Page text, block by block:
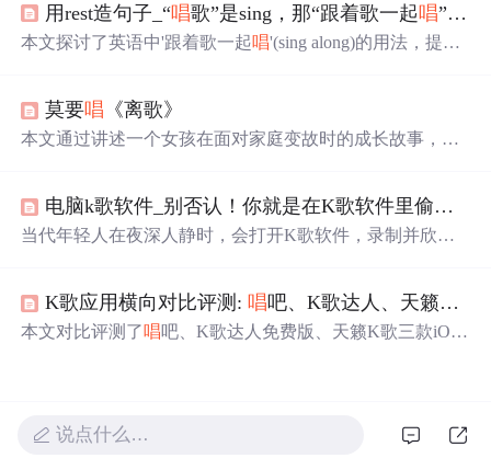
向建模等提升演唱
效果。同时发布的MoE - TTS语音合成
技术是关键支撑，应用场景广泛。
用rest造句子_“唱歌”是sing，那“跟着歌一起唱”用英语怎么说？Sing什么呢？...
本文探讨了英语中'跟着歌一起唱'(sing along)的用法，提供
ng'的词组练习造句。
莫要唱 《离歌》
本文通过讲述一个女孩在面对家庭变故时的成长故事，展
枝梅》中离歌笑关于离别的哲理话语。
电脑k歌软件_别否认！你就是在K歌软件里偷偷出道的年轻人
当代年轻人在夜深人静时，会打开K歌软件，录制并欣赏
K歌应用横向对比评测:唱吧、K歌达人、天籁K歌
本文对比评测了唱吧、K歌达人免费版、天籁K歌三款iOS
说点什么…